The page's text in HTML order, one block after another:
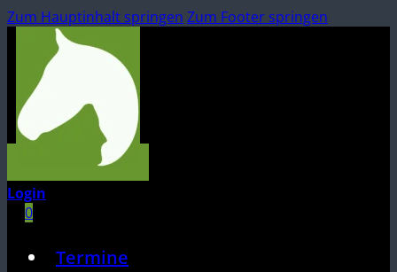
Zum Hauptinhalt springen Zum Footer springen
Login
0
Termine